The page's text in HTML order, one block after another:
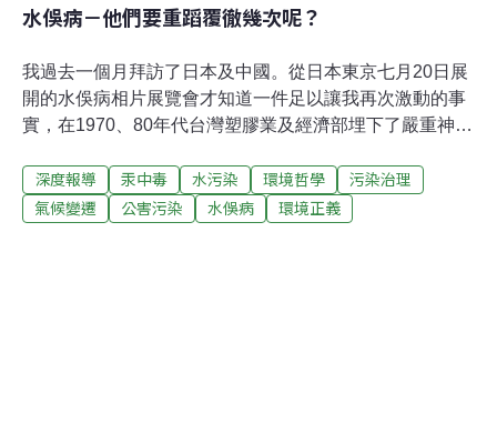
水俁病－他們要重蹈覆徹幾次呢？
我過去一個月拜訪了日本及中國。從日本東京七月20日展
開的水俁病相片展覽會才知道一件足以讓我再次激動的事
實，在1970、80年代台灣塑膠業及經濟部埋下了嚴重神經
毒。這裡是艾琳達為台灣環保報導。七月八日六位來自台
灣的環保人士前往日本參加為期數天的反核亞洲論壇。之
深度報導 汞中毒 水污染 環境哲學
污染治理
氣候變遷
公害污染 水俁病 環境正義